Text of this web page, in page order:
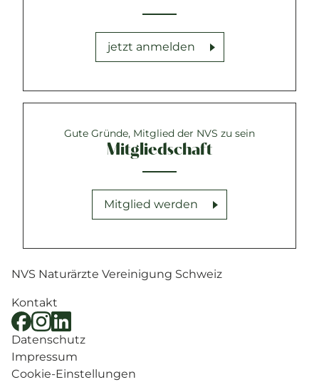
jetzt anmelden
Gute Gründe, Mitglied der NVS zu sein
Mitgliedschaft
Mitglied werden
NVS Naturärzte Vereinigung Schweiz
Kontakt
Datenschutz
Impressum
Cookie-Einstellungen